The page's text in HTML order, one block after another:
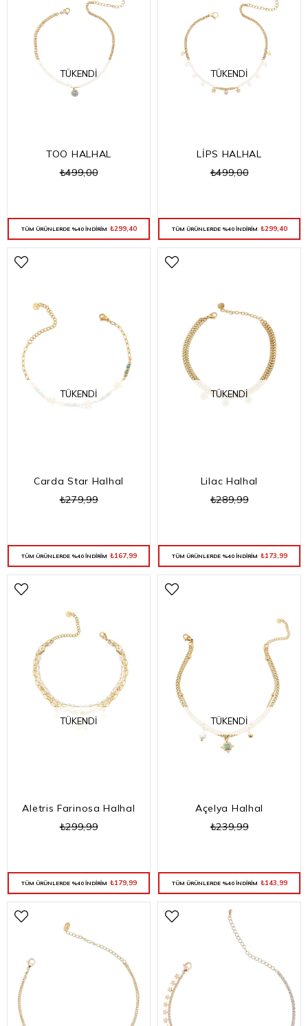
TÜKENDI
TOO HALHAL
₺499,00
TÜM ÜRÜNLERDE %40 İNDİRİM ₺299,40
TÜKENDI
LİPS HALHAL
₺499,00
TÜM ÜRÜNLERDE %40 İNDİRİM ₺299,40
TÜKENDI
Carda Star Halhal
₺279,99
TÜM ÜRÜNLERDE %40 İNDİRİM ₺167,99
TÜKENDI
Lilac Halhal
₺289,99
TÜM ÜRÜNLERDE %40 İNDİRİM ₺173,99
TÜKENDI
Aletris Farinosa Halhal
₺299,99
TÜM ÜRÜNLERDE %40 İNDİRİM ₺179,99
TÜKENDI
Açelya Halhal
₺239,99
TÜM ÜRÜNLERDE %40 İNDİRİM ₺143,99